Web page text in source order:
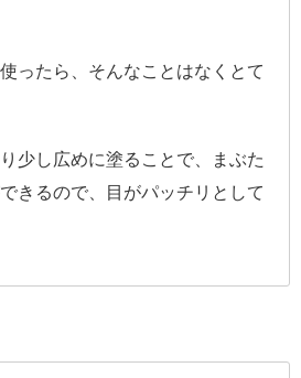
ったら、そんなことはなくとて
少し広めに塗ることで、まぶた
きるので、目がパッチリとして